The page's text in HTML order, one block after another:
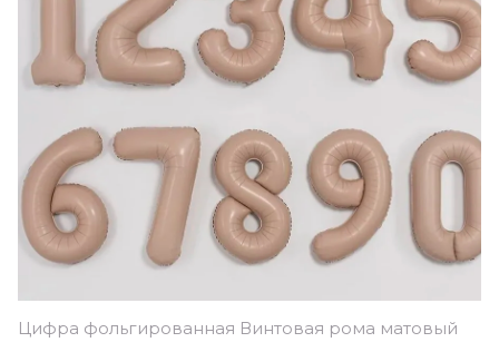
Цифра фольгированная Винтовая рома матовый